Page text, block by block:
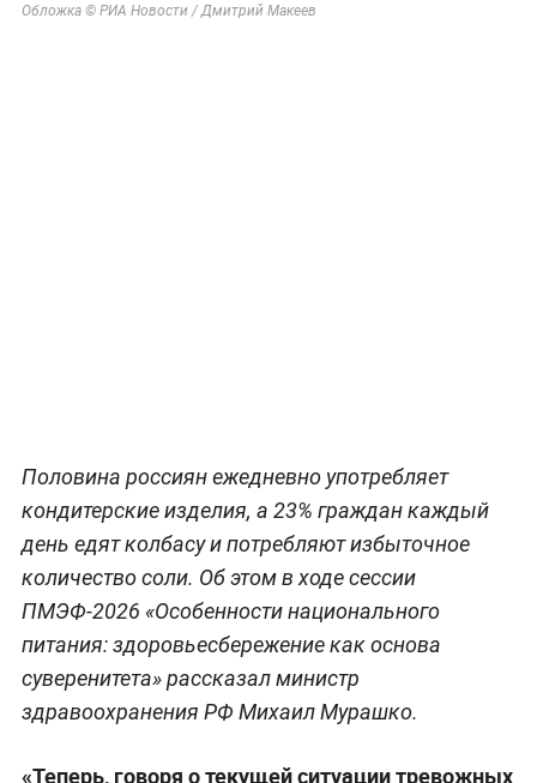
Обложка © РИА Новости / Дмитрий Макеев
Половина россиян ежедневно употребляет
кондитерские изделия, а 23% граждан каждый
день едят колбасу и потребляют избыточное
количество соли. Об этом в ходе сессии
ПМЭФ-2026 «Особенности национального
питания: здоровьесбережение как основа
суверенитета» рассказал министр
здравоохранения РФ Михаил Мурашко.
«Теперь, говоря о текущей ситуации тревожных